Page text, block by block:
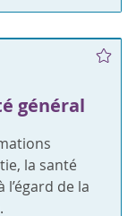
général
la santé
de la